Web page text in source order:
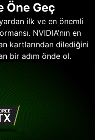
Öne Geç
ilk ve en önemli
NVIDIA’nın en
kartlarından dilediğini
bir adım önde ol.